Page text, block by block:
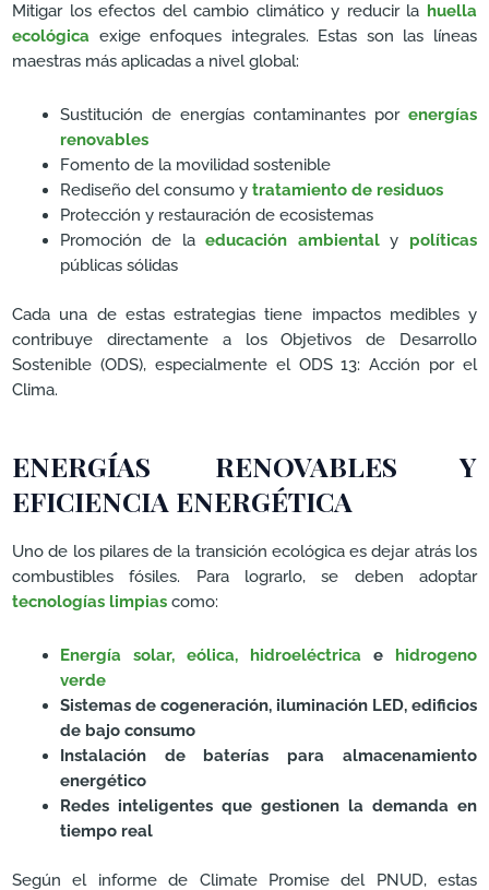
Mitigar los efectos del cambio climático y reducir la huella
ecológica exige enfoques integrales. Estas son las líneas
maestras más aplicadas a nivel global:
Sustitución de energías contaminantes por energías
renovables
Fomento de la movilidad sostenible
Rediseño del consumo y tratamiento de residuos
Protección y restauración de ecosistemas
Promoción de laeducación ambientaly políticas
públicas sólidas
Cada una de estas estrategias tiene impactos medibles y
contribuye directamente a los Objetivos de Desarrollo
Sostenible (ODS), especialmente el ODS 13: Acción por el
Clima.
ENERGÍAS RENOVABLES Y
EFICIENCIA ENERGÉTICA
Uno de los pilares de la transición ecológica es dejar atrás los
combustibles fósiles. Para lograrlo, se deben adoptar
tecnologías limpias como:
Energía solar, eólica,hidroeléctrica e hidrogeno
verde
Sistemas de cogeneración, iluminación LED, edificios
de bajo consumo
Instalación de baterías para almacenamiento
energético
Redes inteligentes que gestionen la demanda en
tiempo real
Según el informe de Climate Promise del PNUD, estas